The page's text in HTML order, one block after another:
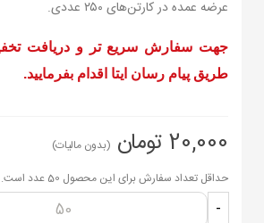
عرضه عمده در کارتن‌های ۲۵۰ عددی.
جهت سفارش سریع تر و دریافت
طریق پیام رسان ایتا اقدام بفرمایید.
20,000 تومان
(بدون مالیات)
حداقل تعداد سفارش برای این محصول 50 عدد است.
-